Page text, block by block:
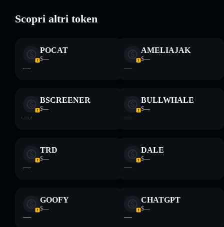
formativi e non costituiscono una consulenza finanziaria.
Informati sempre autonomamente. Dati forniti da
rugcheck.xyz.
Scopri altri token
POCAT
$—
—
AMELIAJAK
$—
—
BSCREENER
$—
—
BULLWHALE
$—
—
TRD
$—
—
DALE
$—
—
GOOFY
$—
—
CHATGPT
$—
—